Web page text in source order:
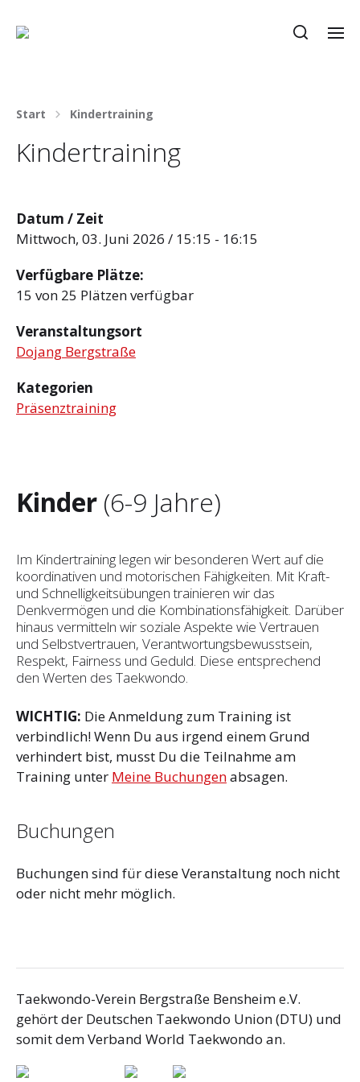
Start Kindertraining
Kindertraining
Datum / Zeit
Mittwoch, 03. Juni 2026 / 15:15 - 16:15
Verfügbare Plätze:
15 von 25 Plätzen verfügbar
Veranstaltungsort
Dojang Bergstraße
Kategorien
Präsenztraining
Kinder (6-9 Jahre)
Im Kindertraining legen wir besonderen Wert auf die
koordinativen und motorischen Fähigkeiten. Mit Kraft-
und Schnelligkeitsübungen trainieren wir das
Denkvermögen und die Kombinationsfähigkeit. Darüber
hinaus vermitteln wir soziale Aspekte wie Vertrauen
und Selbst­vertrauen, Verantwortungsbewusstsein,
Respekt, Fairness und Geduld. Diese entsprechend
den Werten des Taekwondo.
WICHTIG: Die Anmeldung zum Training ist
verbindlich! Wenn Du aus irgend einem Grund
verhindert bist, musst Du die Teilnahme am
Training unter Meine Buchungenabsagen.
Buchungen
Buchungen sind für diese Veranstaltung noch nicht
oder nicht mehr möglich.
Taekwondo-Verein Bergstraße Bensheim e.V.
gehört der Deutschen Taekwondo Union (DTU) und
somit dem Verband World Taekwondo an.